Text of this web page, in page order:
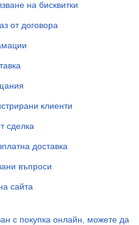
на бисквитки
от договора
клиенти
сделка
доставка
въпроси
сайта
с покупка онлайн, можете да